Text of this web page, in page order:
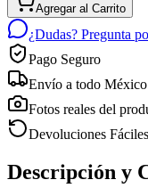
Agregar al Carrito
¿Dudas? Pregunta
Pago Seguro
Envío a todo México
Fotos reales del
Devoluciones Fáciles
Descripción y